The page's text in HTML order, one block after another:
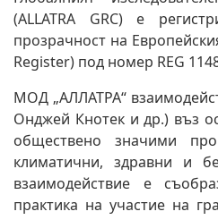
(ALLATRA GRC) е
прозрачност на
Register) под номер REG
МОД „АЛЛАТРА“
Онджей Кнотек и др.) въз
обществено значими
климатични, здравни и
взаимодействие е
практика на участие на